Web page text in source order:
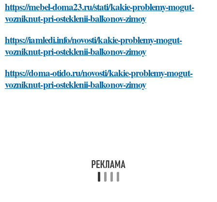
https://mebel-doma23.ru/stati/kakie-problemy-mogut-
vozniknut-pri-osteklenii-balkonov-zimoy
https://iamledi.info/novosti/kakie-problemy-mogut-
vozniknut-pri-osteklenii-balkonov-zimoy
https://doma-otido.ru/novosti/kakie-problemy-mogut-
vozniknut-pri-osteklenii-balkonov-zimoy